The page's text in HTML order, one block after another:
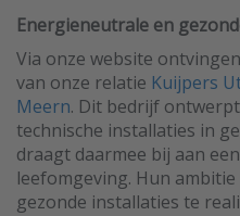
Energieneutrale en
Via onze website
van onze relatie Kuijpers
Meern. Dit bedrijf
technische installaties in
draagt daarmee bij aan
leefomgeving. Hun
gezonde installaties te